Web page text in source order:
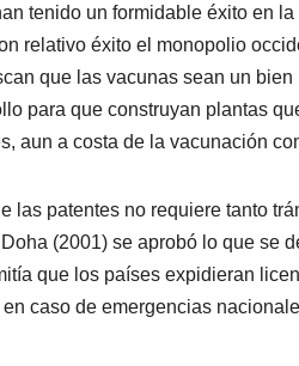
tenido un formidable éxito en
relativo éxito el monopolio
que las vacunas sean un
para que construyan plantas
aun a costa de la vacunación
las patentes no requiere tanto
(2001) se aprobó lo que se
que los países expidieran
caso de emergencias